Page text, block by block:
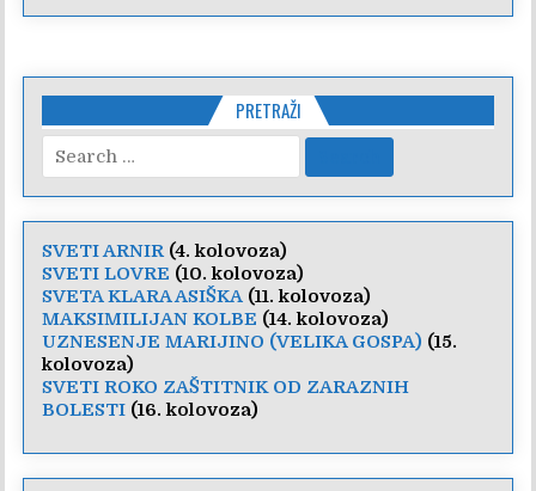
PRETRAŽI
Search
for:
SVETI ARNIR(4. kolovoza)
SVETI LOVRE (10. kolovoza)
SVETA KLARA ASIŠKA (11. kolovoza)
MAKSIMILIJAN KOLBE (14. kolovoza)
UZNESENJE MARIJINO (VELIKA GOSPA) (15.
kolovoza)
SVETI ROKO ZAŠTITNIK OD ZARAZNIH
BOLESTI (16. kolovoza)